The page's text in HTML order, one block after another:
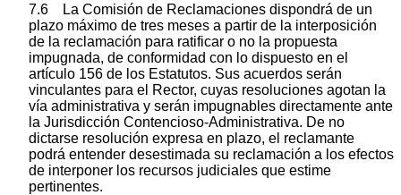
7.6 La Comisión de Reclamaciones dispondrá de un
plazo máximo de tres meses a partir de la interposición
de la reclamación para ratificar o no la propuesta
impugnada, de conformidad con lo dispuesto en el
artículo 156 de los Estatutos. Sus acuerdos serán
vinculantes para el Rector, cuyas resoluciones agotan la
vía administrativa y serán impugnables directamente ante
la Jurisdicción Contencioso-Administrativa. De no
dictarse resolución expresa en plazo, el reclamante
podrá entender desestimada su reclamación a los efectos
de interponer los recursos judiciales que estime
pertinentes.